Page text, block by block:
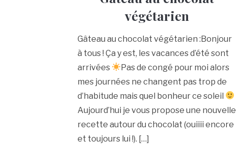
végétarien
Gâteau au chocolat végétarien :Bonjour
à tous ! Ça y est, les vacances d’été sont
arrivées
Pas de congé pour moi alors
mes journées ne changent pas trop de
d’habitude mais quel bonheur ce soleil
Aujourd’hui je vous propose une nouvelle
recette autour du chocolat (ouiiii encore
et toujours lui !). […]